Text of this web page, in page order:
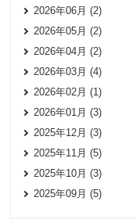
2026年06月 (2)
2026年05月 (2)
2026年04月 (2)
2026年03月 (4)
2026年02月 (1)
2026年01月 (3)
2025年12月 (3)
2025年11月 (5)
2025年10月 (3)
2025年09月 (5)